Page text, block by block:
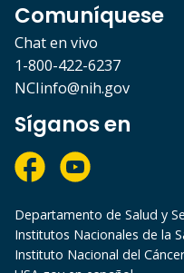
Comuníquese
Chat en vivo
1-800-422-6237
NCIinfo@nih.gov
Síganos en
Departamento de Salud y
Institutos Nacionales de la
Instituto Nacional del Cáncer